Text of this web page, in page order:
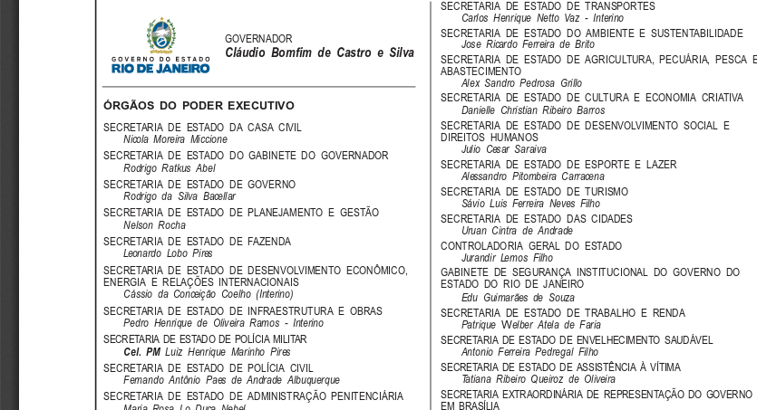
SECRETARIA  DE  ESTADO  DE  TRANSPORTES
Carlos  Henrique  Netto  Vaz  -  Interino
SECRETARIA  DE  ESTADO  DO  AMBIENTE  E  SUSTENTABILIDADE
Jose  Ricardo  Ferreira  de  Brito
SECRETARIA  DE  ESTADO  DE  AGRICULTURA,  PECUÁRIA,  PESCA  E
ABASTECIMENTO
Alex  Sandro  Pedrosa  Grillo
SECRETARIA  DE  ESTADO  DE  CULTURA  E  ECONOMIA  CRIATIVA
Danielle  Christian  Ribeiro  Barros
SECRETARIA  DE  ESTADO  DE  DESENVOLVIMENTO  SOCIAL  E
DIREITOS  HUMANOS
Julio  Cesar  Saraiva
SECRETARIA  DE  ESTADO  DE  ESPORTE  E  LAZER
Alessandro  Pitombeira  Carracena
SECRETARIA  DE  ESTADO  DE  TURISMO
Sávio  Luis  Ferreira  Neves  Filho
SECRETARIA  DE  ESTADO  DAS  CIDADES
Uruan  Cintra  de  Andrade
CONTROLADORIA  GERAL  DO  ESTADO
Jurandir  Lemos  Filho
GABINETE  DE  SEGURANÇA  INSTITUCIONAL  DO  GOVERNO  DO
ESTADO  DO  RIO  DE  JANEIRO
Edu  Guimarães  de  Souza
SECRETARIA  DE  ESTADO  DE  TRABALHO  E  RENDA
Patrique Welber  Atela  de  Faria
SECRETARIA  DE  ESTADO  DE  ENVELHECIMENTO  SAUDÁVEL
Antonio  Ferreira  Pedregal  Filho
SECRETARIA  DE  ESTADO  DE  ASSISTÊNCIA  À  VÍTIMA
Tatiana  Ribeiro  Queiroz  de  Oliveira
SECRETARIA  EXTRAORDINÁRIA  DE  REPRESENTAÇÃO  DO  GOVERNO
EM  BRASÍLIA
ÓRGÃOS  DO  PODER  EXECUTIVO
SECRETARIA  DE  ESTADO  DA  CASA  CIVIL
Nicola  Moreira  Miccione
SECRETARIA  DE  ESTADO  DO  GABINETE  DO  GOVERNADOR
Rodrigo  Ratkus  Abel
SECRETARIA  DE  ESTADO  DE  GOVERNO
Rodrigo  da  Silva  Bacellar
SECRETARIA  DE  ESTADO  DE  PLANEJAMENTO  E  GESTÃO
Nelson  Rocha
SECRETARIA  DE  ESTADO  DE  FAZENDA
Leonardo  Lobo  Pires
SECRETARIA  DE  ESTADO  DE  DESENVOLVIMENTO  ECONÔMICO,
ENERGIA  E  RELAÇÕES  INTERNACIONAIS
Cássio  da  Conceição  Coelho  (Interino)
SECRETARIA  DE  ESTADO  DE  INFRAESTRUTURA  E  OBRAS
Pedro  Henrique  de  Oliveira  Ramos  -  Interino
SECRETARIA DE ESTADO DE POLÍCIA MILITAR
Cel.  PM Luiz  Henrique  Marinho  Pires
SECRETARIA  DE  ESTADO  DE  POLÍCIA  CIVIL
Fernando  Antônio  Paes  de  Andrade  Albuquerque
SECRETARIA  DE  ESTADO  DE  ADMINISTRAÇÃO  PENITENCIÁRIA
GOVERNADOR
Cláudio  Bomfim  de  Castro  e  Silva